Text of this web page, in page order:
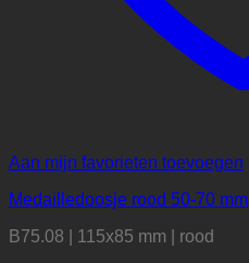
Aan mijn favorieten toevoegen
Medailledoosje rood 50-70 mm
B75.08 | 115x85 mm | rood